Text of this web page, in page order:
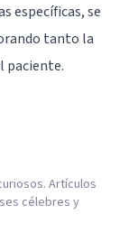
específicas, se
tanto la
paciente.
Artículos
célebres y